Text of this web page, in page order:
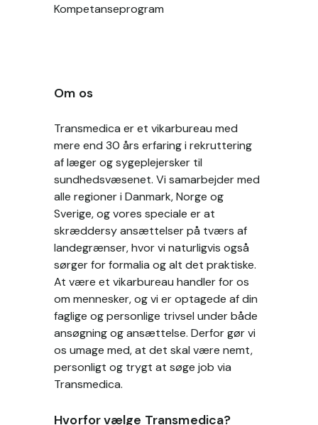
Kompetanseprogram
Om os
Transmedica er et vikarbureau med
mere end 30 års erfaring i rekruttering
af læger og sygeplejersker til
sundhedsvæsenet. Vi samarbejder med
alle regioner i Danmark, Norge og
Sverige, og vores speciale er at
skræddersy ansættelser på tværs af
landegrænser, hvor vi naturligvis også
sørger for formalia og alt det praktiske.
At være et vikarbureau handler for os
om mennesker, og vi er optagede af din
faglige og personlige trivsel under både
ansøgning og ansættelse. Derfor gør vi
os umage med, at det skal være nemt,
personligt og trygt at søge job via
Transmedica.
Hvorfor vælge Transmedica?